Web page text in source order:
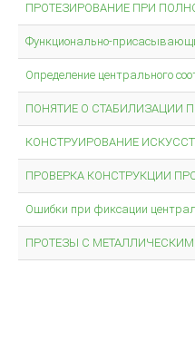
ПРОТЕЗИРОВАНИЕ ПРИ
Функционально-
Определение центрального
ПОНЯТИЕ О СТАБИЛИЗАЦИИ
КОНСТРУИРОВАНИЕ
ПРОВЕРКА КОНСТРУКЦИИ
Ошибки при фиксации
ПРОТЕЗЫ С